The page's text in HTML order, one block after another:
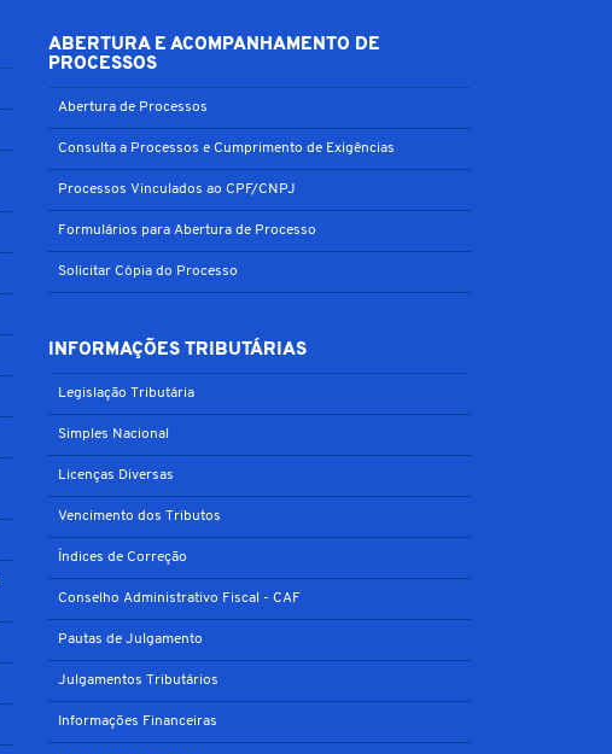
ABERTURA E ACOMPANHAMENTO DE
PROCESSOS
Abertura de Processos
Consulta a Processos e Cumprimento de Exigências
Processos Vinculados ao CPF/CNPJ
Formulários para Abertura de Processo
Solicitar Cópia do Processo
INFORMAÇÕES TRIBUTÁRIAS
Legislação Tributária
Simples Nacional
Licenças Diversas
Vencimento dos Tributos
Índices de Correção
Conselho Administrativo Fiscal - CAF
Pautas de Julgamento
Julgamentos Tributários
Informações Financeiras